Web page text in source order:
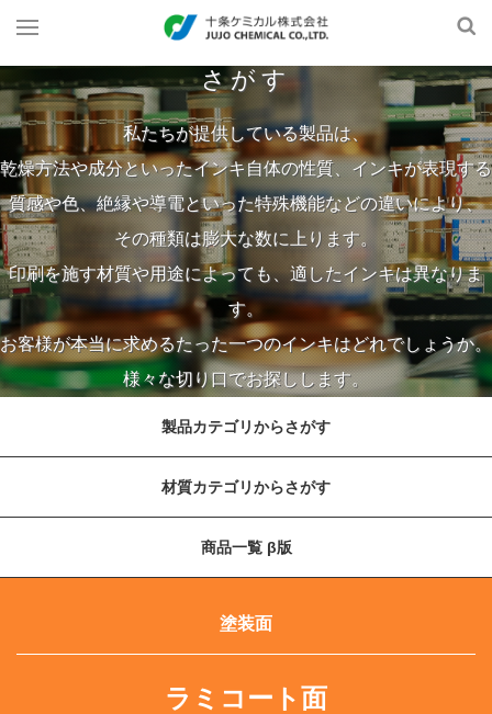
さがす
私たちが提供している製品は、
乾燥方法や成分といったインキ自体の性質、インキが表現する
質感や色、絶縁や導電といった特殊機能などの違いにより、
その種類は膨大な数に上ります。
印刷を施す材質や用途によっても、適したインキは異なりま
す。
お客様が本当に求めるたった一つのインキはどれでしょうか。
様々な切り口でお探しします。
製品カテゴリからさがす
材質カテゴリからさがす
商品一覧 β版
塗装面
ラミコート面